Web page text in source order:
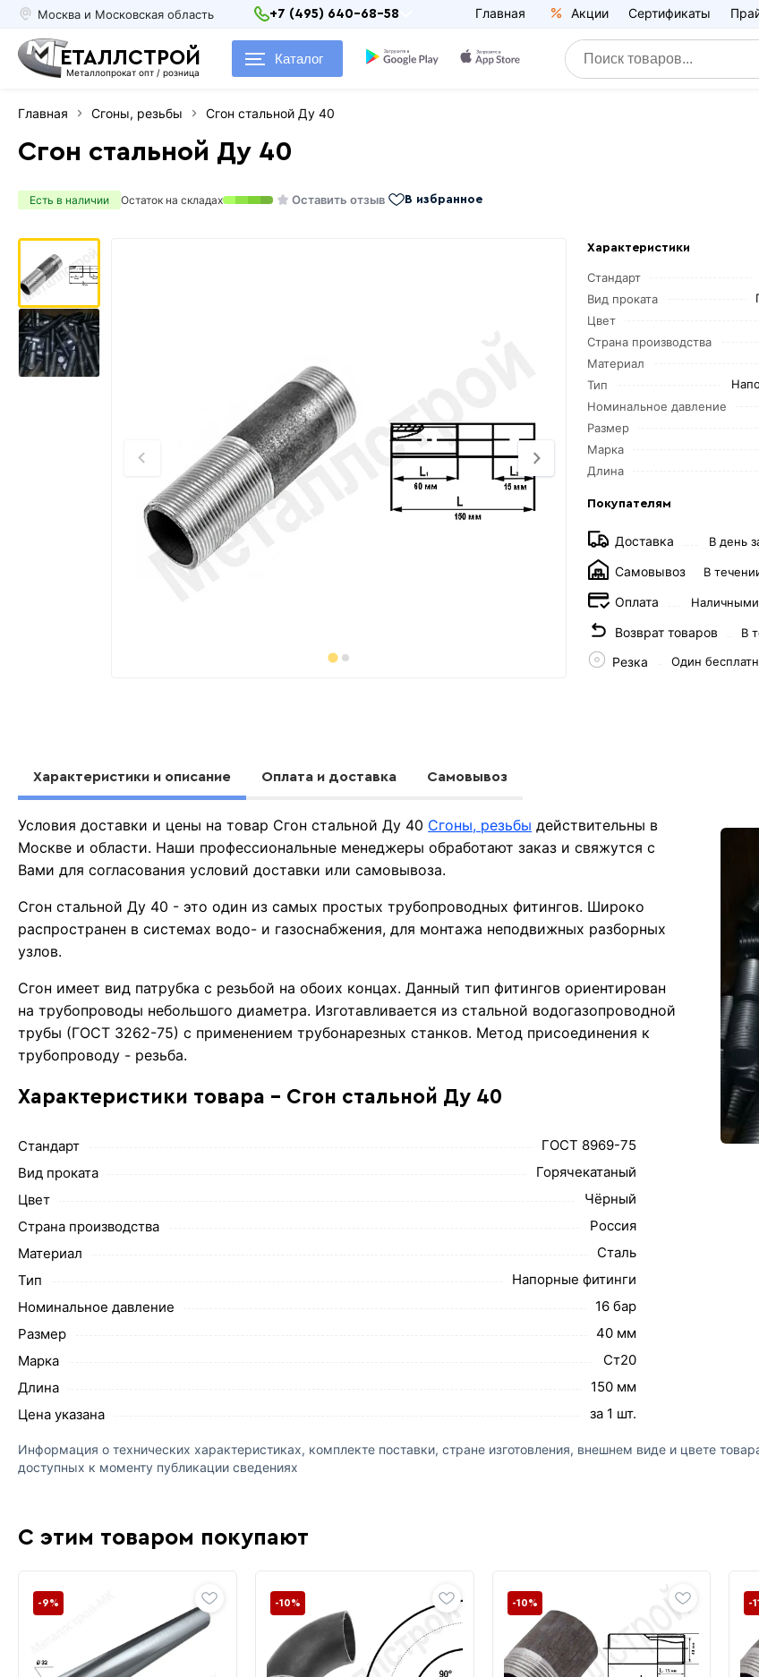
Москва и Московская область +7 (495) 640-68-58 Главная Акции Сертификаты
ЕТАЛЛСТРОЙ
Металлопрокат опт / розница
Каталог
Главная Сгоны, резьбы Сгон стальной Ду 40
Сгон стальной Ду 40
Есть в наличии Остаток на складах Оставить отзыв В избранное
Характеристики
Стандарт
Вид проката
Цвет
Страна производства
Материал
Тип
Номинальное давление
Размер
Марка
Длина
Покупателям
Доставка В день
Самовывоз В
Оплата
Возврат товаров В
Резка Один
Характеристики и описание Оплата и доставка Самовывоз
Условия доставки и цены на товар Сгон стальной Ду 40 Сгоны, резьбы действительны в
Москве и области. Наши профессиональные менеджеры обработают заказ и свяжутся с
Вами для согласования условий доставки или самовывоза.
Сгон стальной Ду 40 - это один из самых простых трубопроводных фитингов. Широко
распространен в системах водо- и газоснабжения, для монтажа неподвижных разборных
узлов.
Сгон имеет вид патрубка с резьбой на обоих концах. Данный тип фитингов ориентирован
на трубопроводы небольшого диаметра. Изготавливается из стальной водогазопроводной
трубы (ГОСТ 3262-75) с применением трубонарезных станков. Метод присоединения к
трубопроводу - резьба.
Характеристики товара - Сгон стальной Ду 40
Стандарт
ГОСТ 8969-75
Вид проката
Горячекатаный
Цвет
Чёрный
Страна производства
Россия
Материал
Сталь
Тип
Напорные фитинги
Номинальное давление
16 бар
Размер
40 мм
Марка
Ст20
Длина
150 мм
Цена указана
за 1 шт.
Информация о технических характеристиках, комплекте поставки, стране изготовления, внешнем виде и цвете
доступных к моменту публикации сведениях
С этим товаром покупают
-9% -10% -10% -